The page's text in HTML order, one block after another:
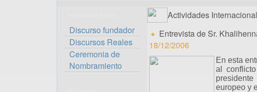
Discurso fundador
Discursos Reales
Ceremonia de
Nombramiento
Actividades
Entrevista de Sr.
18/12/2006
En esta
al
europeo y